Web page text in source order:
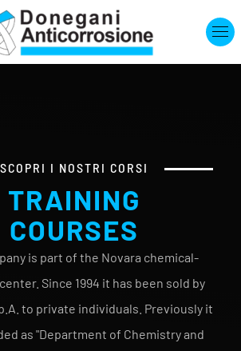
SCOPRI I NOSTRI CORSI
TRAINING
COURSES
is part of the Novara chemical-
Since 1994 it has been sold by
to private individuals. Previously it
as "Department of Chemistry and